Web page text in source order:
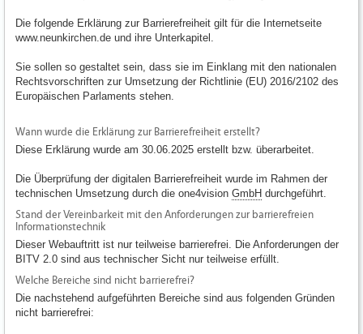
Die folgende Erklärung zur Barrierefreiheit gilt für die Internetseite
www.neunkirchen.de und ihre Unterkapitel.
Sie sollen so gestaltet sein, dass sie im Einklang mit den nationalen
Rechtsvorschriften zur Umsetzung der Richtlinie (EU) 2016/2102 des
Europäischen Parlaments stehen.
Wann wurde die Erklärung zur Barrierefreiheit erstellt?
Diese Erklärung wurde am 30.06.2025 erstellt bzw. überarbeitet.
Die Überprüfung der digitalen Barrierefreiheit wurde im Rahmen der
technischen Umsetzung durch die one4vision GmbH durchgeführt.
Stand der Vereinbarkeit mit den Anforderungen zur barrierefreien
Informationstechnik
Dieser Webauftritt ist nur teilweise barrierefrei. Die Anforderungen der
BITV 2.0 sind aus technischer Sicht nur teilweise erfüllt.
Welche Bereiche sind nicht barrierefrei?
Die nachstehend aufgeführten Bereiche sind aus folgenden Gründen
nicht barrierefrei: